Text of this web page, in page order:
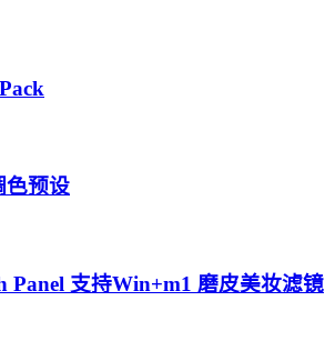
色预设
Panel 支持Win+m1 磨皮美妆滤镜